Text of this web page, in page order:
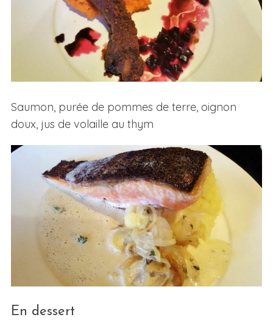
Saumon, purée de pommes de terre, oignon
doux, jus de volaille au thym
En dessert